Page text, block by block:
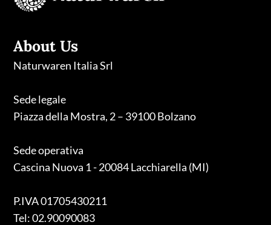
About Us
Naturwaren Italia Srl
Sede legale
Piazza della Mostra, 2 – 39100 Bolzano
Sede operativa
Cascina Nuova 1 - 20084 Lacchiarella (MI)
P.IVA 01705430211
Tel: 02.90090083